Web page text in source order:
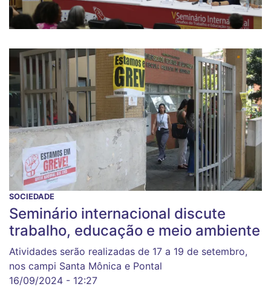
SOCIEDADE
Seminário internacional discute
trabalho, educação e meio ambiente
Atividades serão realizadas de 17 a 19 de setembro,
nos campi Santa Mônica e Pontal
16/09/2024 - 12:27